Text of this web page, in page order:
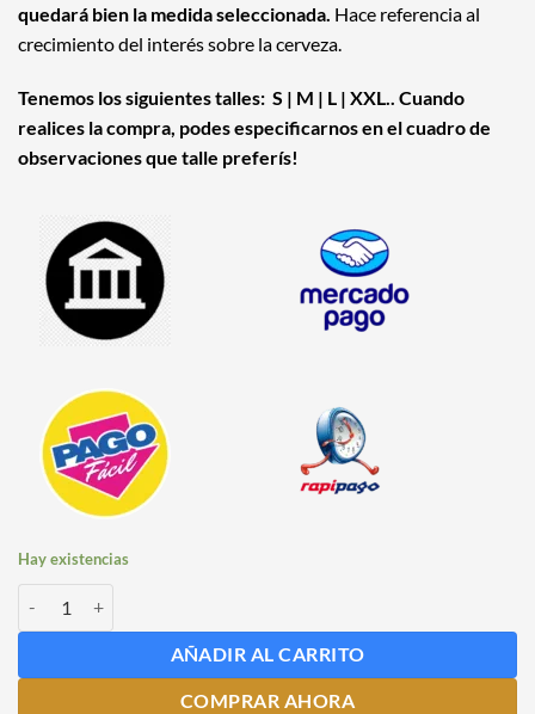
quedará bien la medida seleccionada. Hace referencia al
crecimiento del interés sobre la cerveza.
Tenemos los siguientes talles: S | M | L | XXL.. Cuando
realices la compra, podes especificarnos en el cuadro de
observaciones que talle preferís!
Hay existencias
AÑADIR AL CARRITO
COMPRAR AHORA